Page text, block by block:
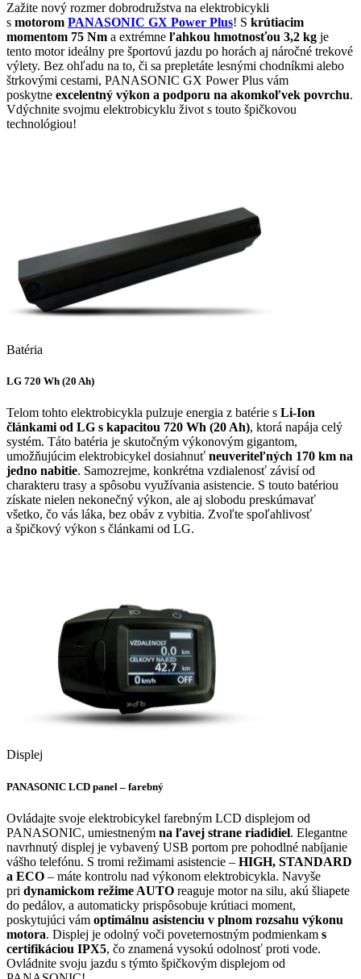
Zažite nový rozmer dobrodružstva na elektrobicykli
s motorom PANASONIC GX Power Plus! S krútiacim
momentom 75 Nm a extrémne ľahkou hmotnosťou 3,2 kg je
tento motor ideálny pre športovú jazdu po horách aj náročné trekové
výlety. Bez ohľadu na to, či sa prepletáte lesnými chodníkmi alebo
štrkovými cestami, PANASONIC GX Power Plus vám
poskytne excelentný výkon a podporu na akomkoľvek povrchu.
Vdýchnite svojmu elektrobicyklu život s touto špičkovou
technológiou!
Batéria
LG 720 Wh (20 Ah)
Telom tohto elektrobicykla pulzuje energia z batérie s Li-Ion
článkami od LG s kapacitou 720 Wh (20 Ah), ktorá napája celý
systém. Táto batéria je skutočným výkonovým gigantom,
umožňujúcim elektrobicykel dosiahnuť neuveriteľných 170 km na
jedno nabitie. Samozrejme, konkrétna vzdialenosť závisí od
charakteru trasy a spôsobu využívania asistencie. S touto batériou
získate nielen nekonečný výkon, ale aj slobodu preskúmavať
všetko, čo vás láka, bez obáv z vybitia. Zvoľte spoľahlivosť
a špičkový výkon s článkami od LG.
Displej
PANASONIC LCD panel – farebný
Ovládajte svoje elektrobicykel farebným LCD displejom od
PANASONIC, umiestneným na ľavej strane riadidiel. Elegantne
navrhnutý displej je vybavený USB portom pre pohodlné nabíjanie
vášho telefónu. S tromi režimami asistencie – HIGH, STANDARD
a ECO – máte kontrolu nad výkonom elektrobicykla. Navyše
pri dynamickom režime AUTO reaguje motor na silu, akú šliapete
do pedálov, a automaticky prispôsobuje krútiaci moment,
poskytujúci vám optimálnu asistenciu v plnom rozsahu výkonu
motora. Displej je odolný voči poveternostným podmienkam s
certifikáciou IPX5, čo znamená vysokú odolnosť proti vode.
Ovládnite svoju jazdu s týmto špičkovým displejom od